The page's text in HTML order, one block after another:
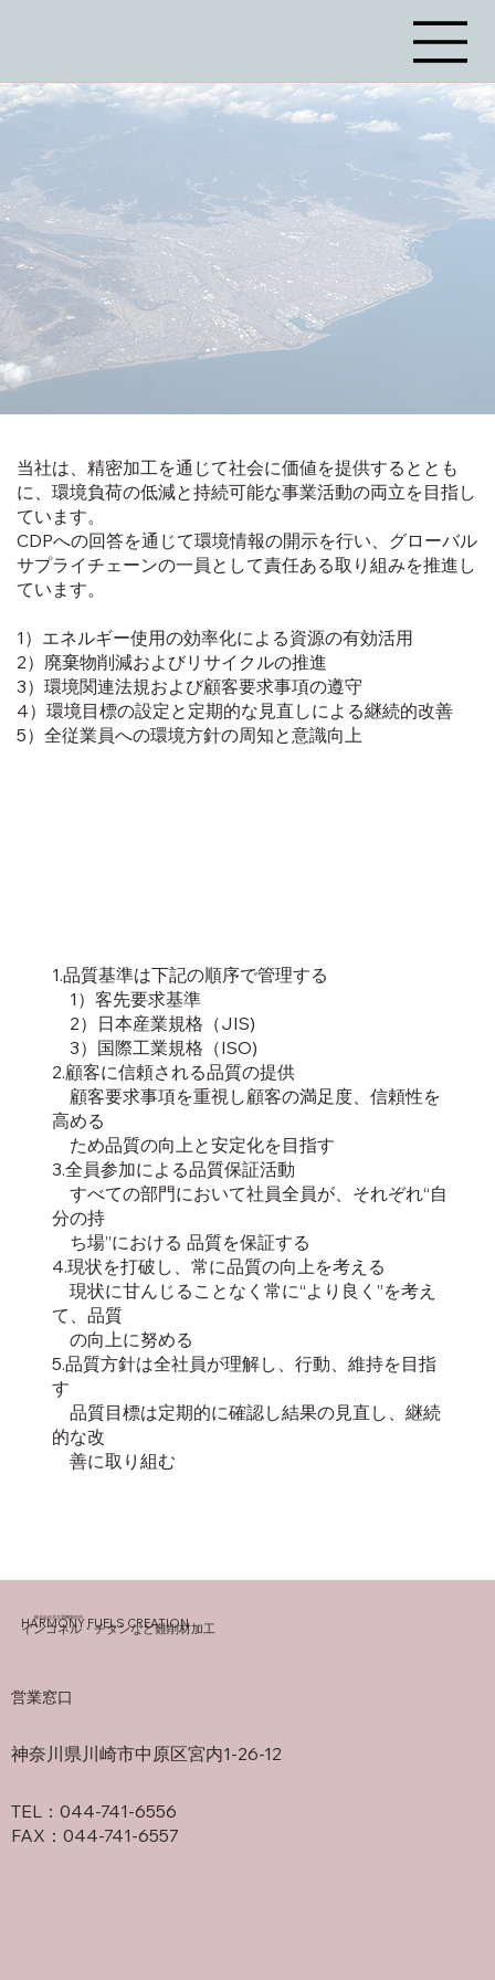
当社は、精密加工を通じて社会に価値を提供するととも
に、環境負荷の低減と持続可能な事業活動の両立を目指し
ています。
CDPへの回答を通じて環境情報の開示を行い、グローバル
サプライチェーンの一員として責任ある取り組みを推進し
ています。
1）エネルギー使用の効率化による資源の有効活用
2）廃棄物削減およびリサイクルの推進
3）環境関連法規および顧客要求事項の遵守
4）環境目標の設定と定期的な見直しによる継続的改善
5）全従業員への環境方針の周知と意識向上
1.品質基準は下記の順序で管理する
1）客先要求基準
2）日本産業規格（JIS)
3）国際工業規格（ISO)
2.顧客に信頼される品質の提供
顧客要求事項を重視し顧客の満足度、信頼性を
高める
ため品質の向上と安定化を目指す
3.全員参加による品質保証活動
すべての部門において社員全員が、それぞれ“自
分の持
ち場”における 品質を保証する
4.現状を打破し、常に品質の向上を考える
現状に甘んじることなく常に“より良く”を考え
て、品質
の向上に努める
5.品質方針は全社員が理解し、行動、維持を目指
す
品質目標は定期的に確認し結果の見直し、継続
的な改
善に取り組む
​株式会社共立電機製作所
HARMONY FUELS CREATION
インコネル・チタンなど難削材加工
営業窓口
神奈川県川崎市中原区宮内1-26-12
TEL：044-741-6556
FAX：044-741-6557